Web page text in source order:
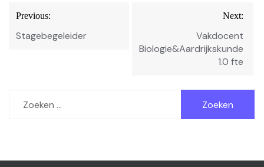
Bericht
navigatie
Previous:
Stagebegeleider
Next:
Vakdocent
Biologie&Aardrijkskunde
1.0 fte
naar: